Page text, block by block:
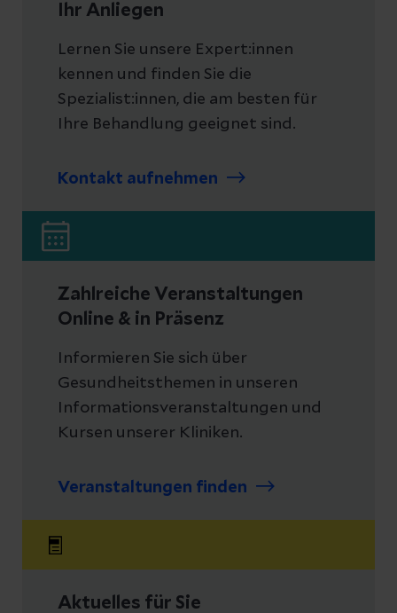
Ihr Anliegen
Lernen Sie unsere Expert:innen
kennen und finden Sie die
Spezialist:innen, die am besten für
Ihre Behandlung geeignet sind.
Kontakt aufnehmen
Zahlreiche Veranstaltungen
Online & in Präsenz
Informieren Sie sich über
Gesundheitsthemen in unseren
Informationsveranstaltungen und
Kursen unserer Kliniken.
Veranstaltungen finden
Aktuelles für Sie